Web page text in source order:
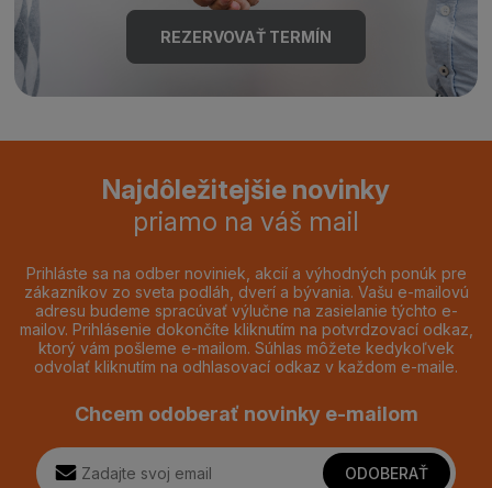
REZERVOVAŤ TERMÍN
Najdôležitejšie novinky
priamo na váš mail
Prihláste sa na odber noviniek, akcií a výhodných ponúk pre
zákazníkov zo sveta podláh, dverí a bývania. Vašu e-mailovú
adresu budeme spracúvať výlučne na zasielanie týchto e-
mailov. Prihlásenie dokončíte kliknutím na potvrdzovací odkaz,
ktorý vám pošleme e-mailom. Súhlas môžete kedykoľvek
odvolať kliknutím na odhlasovací odkaz v každom e-maile.
Chcem odoberať novinky e-mailom
ODOBERAŤ